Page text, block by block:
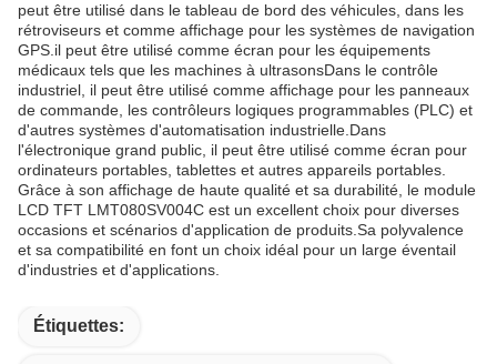
peut être utilisé dans le tableau de bord des véhicules, dans les
rétroviseurs et comme affichage pour les systèmes de navigation
GPS.il peut être utilisé comme écran pour les équipements
médicaux tels que les machines à ultrasonsDans le contrôle
industriel, il peut être utilisé comme affichage pour les panneaux
de commande, les contrôleurs logiques programmables (PLC) et
d'autres systèmes d'automatisation industrielle.Dans
l'électronique grand public, il peut être utilisé comme écran pour
ordinateurs portables, tablettes et autres appareils portables.
Grâce à son affichage de haute qualité et sa durabilité, le module
LCD TFT LMT080SV004C est un excellent choix pour diverses
occasions et scénarios d'application de produits.Sa polyvalence
et sa compatibilité en font un choix idéal pour un large éventail
d'industries et d'applications.
Étiquettes: